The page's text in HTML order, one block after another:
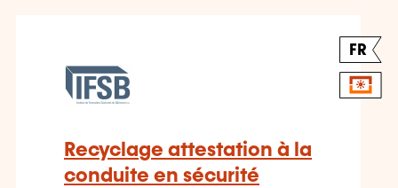
FR
Recyclage attestation à la
conduite en sécurité